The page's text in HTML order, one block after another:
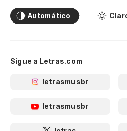
Automático
Sigue a Letras.com
letrasmusbr
letrasmusbr